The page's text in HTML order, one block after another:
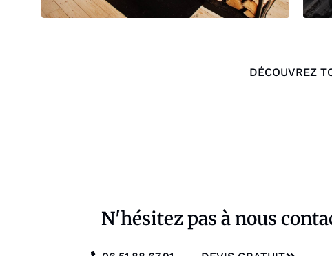
DÉCOUVREZ
N'hésitez pas à nous